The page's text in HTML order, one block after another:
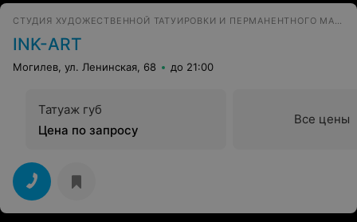
СТУДИЯ ХУДОЖЕСТВЕННОЙ ТАТУИРОВКИ И ПЕРМАНЕНТНОГО МАКИЯЖА
INK-ART
Могилев, ул. Ленинская, 68 до 21:00
Татуаж губ
Цена по запросу
Все цены